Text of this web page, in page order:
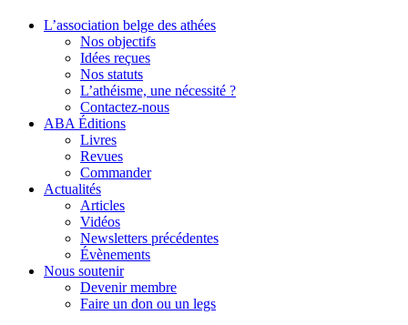
L’association belge des athées
Nos objectifs
Idées reçues
Nos statuts
L’athéisme, une nécessité ?
Contactez-nous
ABA Éditions
Livres
Revues
Commander
Actualités
Articles
Vidéos
Newsletters précédentes
Évènements
Nous soutenir
Devenir membre
Faire un don ou un legs